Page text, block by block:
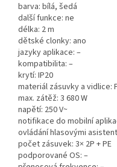
barva: bílá, šedá
další funkce: ne
délka: 2 m
dětské clonky: ano
jazyky aplikace: –
kompatibilita: –
krytí: IP20
materiál zásuvky a vidlice:
max. zátěž: 3 680 W
napětí: 250 V~
notifikace do mobilní
ovládání hlasovými
počet zásuvek: 3× 2P + PE
podporované OS: –